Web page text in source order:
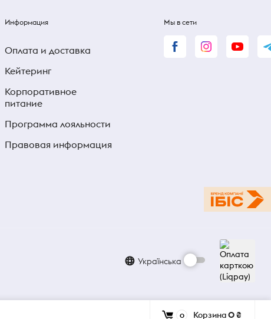
Информация
Оплата и доставка
Кейтеринг
Корпоративное
питание
Программа лояльности
Правовая информация
Мы в сети
Українська
0 Корзина0 ₴